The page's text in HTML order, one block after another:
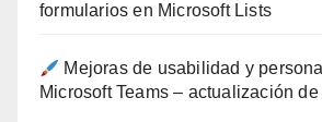
formularios en Microsoft Lists
Mejoras de usabilidad y
Microsoft Teams – actualización